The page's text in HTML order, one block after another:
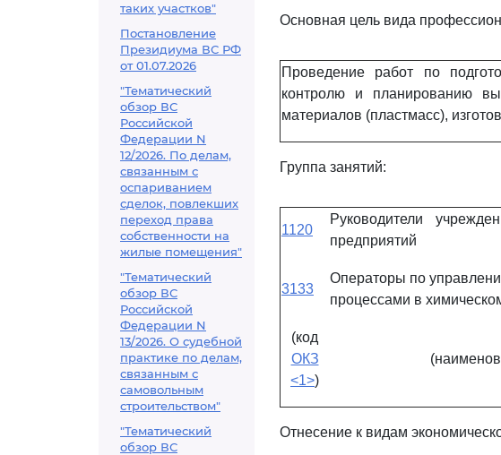
таких участков"
Постановление
Президиума ВС РФ
от 01.07.2026
"Тематический
обзор ВС
Российской
Федерации N
12/2026. По делам,
связанным с
оспариванием
сделок, повлекших
переход права
собственности на
жилые помещения"
"Тематический
обзор ВС
Российской
Федерации N
13/2026. О судебной
практике по делам,
связанным с
самовольным
строительством"
"Тематический
обзор ВС
Основная цель вида
Проведение работ по
контролю и планированию
материалов (пластмасс),
Группа занятий:
1120
Руководители
предприятий
3133
Операторы по
процессами в
(код
ОКЗ
<1>)
Отнесение к видам